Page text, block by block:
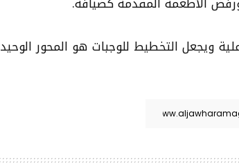
ويجعل التخطيط للوجبات هو المحور الوحيد